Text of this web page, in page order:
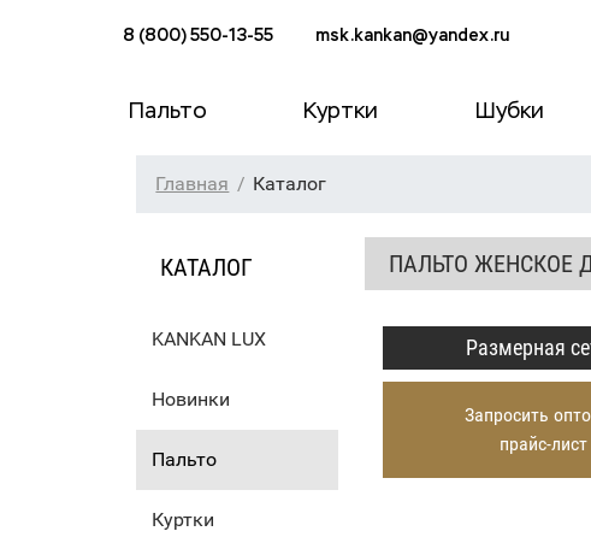
8 (800) 550-13-55 msk.kankan@yandex.ru
Пальто Куртки Шубки
Главная Каталог
КАТАЛОГ
KANKAN LUX
Новинки
Пальто
Куртки
ПАЛЬТО ЖЕНСКОЕ
Размерная
Запросить
прайс-лист